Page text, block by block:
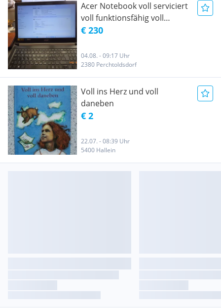
Acer Notebook voll serviciert
voll funktionsfähig voll
gepflegt gebraucht
€ 230
04.08. - 09:17 Uhr
2380 Perchtoldsdorf
Voll ins Herz und voll
daneben
€ 2
22.07. - 08:39 Uhr
5400 Hallein